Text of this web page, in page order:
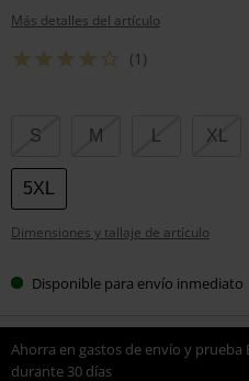
Más detalles del artículo
(1)
Elige
talla
S M XL
5XL
Dimensiones y tallaje de artículo
Disponible para envío inmediato
Ahorra en gastos de envío y prueba
durante 30 días